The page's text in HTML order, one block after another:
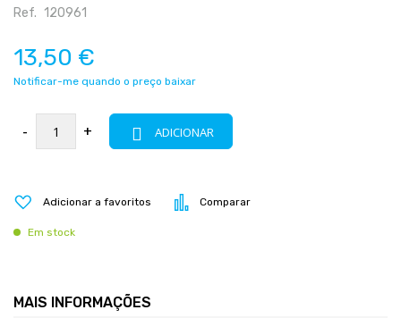
Ref. 120961
13,50 €
Notificar-me quando o preço baixar
- + ADICIONAR
Adicionar a favoritos Comparar
Em stock
de
MAIS INFORMAÇÕES